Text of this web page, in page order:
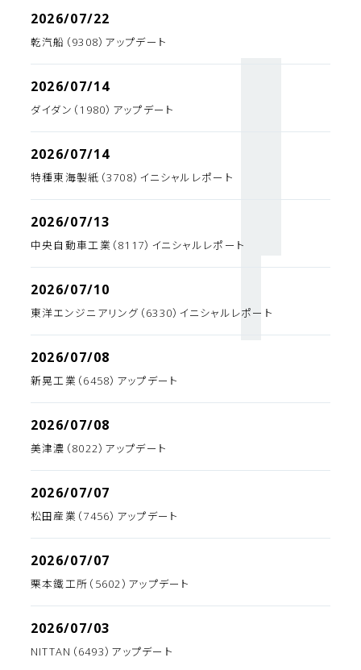
2026/07/22
乾汽船（9308）アップデート
2026/07/14
ダイダン（1980）アップデート
2026/07/14
特種東海製紙（3708）イニシャルレポート
2026/07/13
中央自動車工業（8117）イニシャルレポート
2026/07/10
東洋エンジニアリング（6330）イニシャルレポート
2026/07/08
新晃工業（6458）アップデート
2026/07/08
美津濃（8022）アップデート
2026/07/07
松田産業（7456）アップデート
2026/07/07
栗本鐵工所（5602）アップデート
2026/07/03
NITTAN（6493）アップデート